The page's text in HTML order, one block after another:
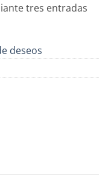
tres entradas
deseos